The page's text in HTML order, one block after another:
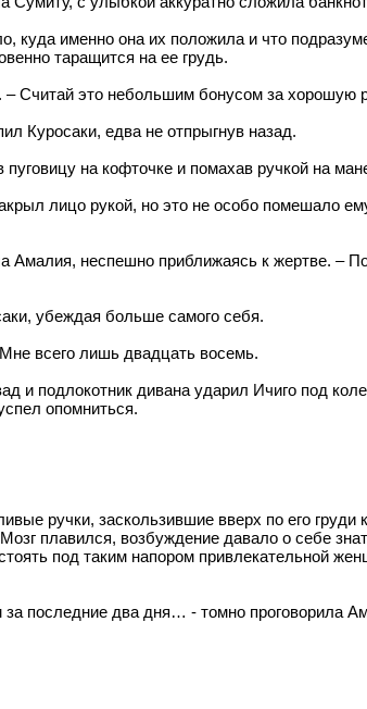
куда именно она их положила и что
таращится на ее грудь.
Считай это небольшим бонусом за хорошую
Куросаки, едва не отпрыгнув назад.
на кофточке и помахав ручкой на
лицо рукой, но это не особо помешало
неспешно приближаясь к жертве. –
убеждая больше самого себя.
всего лишь двадцать восемь.
и подлокотник дивана ударил Ичиго под
опомниться.
ручки, заскользившие вверх по его
плавился, возбуждение давало о себе
под таким напором привлекательной
последние два дня… - томно проговорила